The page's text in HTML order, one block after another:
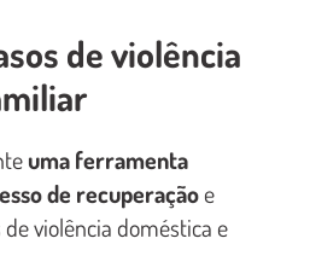
de violência
uma ferramenta
de recuperaçãoe
violência doméstica e